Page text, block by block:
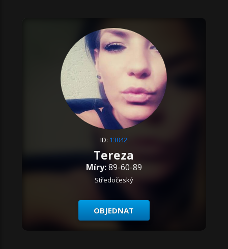
ID: 13042
Tereza
Míry:89-60-89
Středočeský
OBJEDNAT